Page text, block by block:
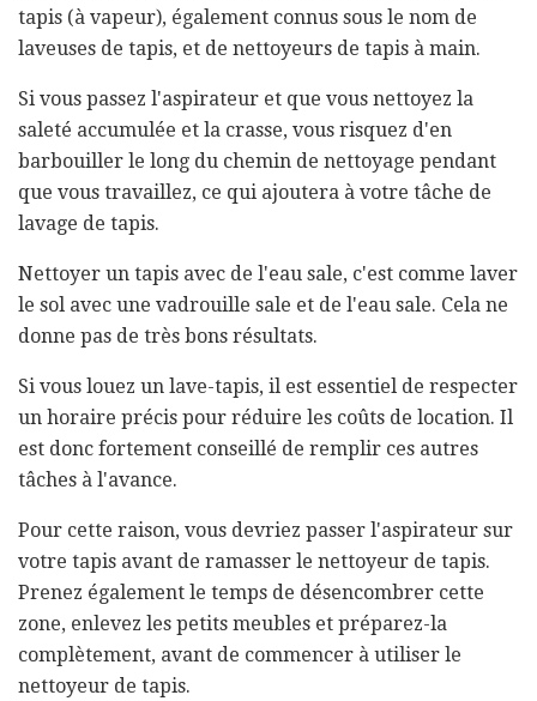
tapis (à vapeur), également connus sous le nom de
laveuses de tapis, et de nettoyeurs de tapis à main.
Si vous passez l'aspirateur et que vous nettoyez la
saleté accumulée et la crasse, vous risquez d'en
barbouiller le long du chemin de nettoyage pendant
que vous travaillez, ce qui ajoutera à votre tâche de
lavage de tapis.
Nettoyer un tapis avec de l'eau sale, c'est comme laver
le sol avec une vadrouille sale et de l'eau sale. Cela ne
donne pas de très bons résultats.
Si vous louez un lave-tapis, il est essentiel de respecter
un horaire précis pour réduire les coûts de location. Il
est donc fortement conseillé de remplir ces autres
tâches à l'avance.
Pour cette raison, vous devriez passer l'aspirateur sur
votre tapis avant de ramasser le nettoyeur de tapis.
Prenez également le temps de désencombrer cette
zone, enlevez les petits meubles et préparez-la
complètement, avant de commencer à utiliser le
nettoyeur de tapis.